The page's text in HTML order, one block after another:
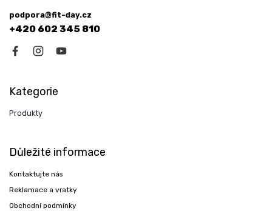
podpora@fit-day.cz
+420 602 345 810
Kategorie
Produkty
Důležité informace
Kontaktujte nás
Reklamace a vratky
Obchodní podmínky